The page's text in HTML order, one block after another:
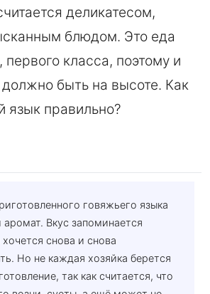
деликатесом,
блюдом. Это еда
класса, поэтому и
должно быть на высоте. Как
язык правильно?
говяжьего языка
Вкус запоминается
снова и снова
Но не каждая хозяйка берется
так как считается, что